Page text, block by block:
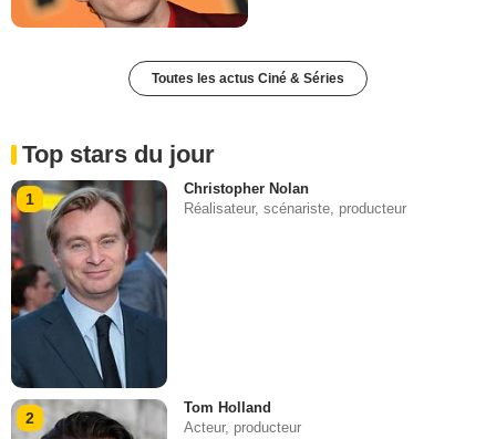
Toutes les actus Ciné & Séries
Top stars du jour
1
Christopher Nolan
Réalisateur, scénariste, producteur
2
Tom Holland
Acteur, producteur